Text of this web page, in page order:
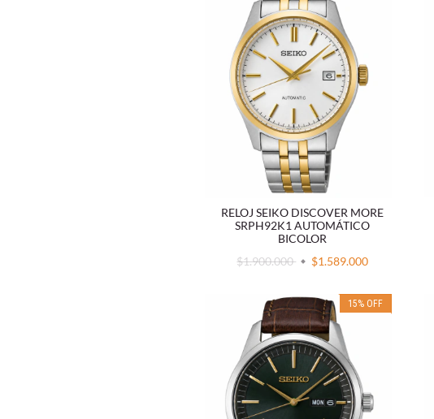
RELOJ SEIKO DISCOVER MORE
SRPH92K1 AUTOMÁTICO
BICOLOR
$1.900.000
$1.589.000
15% OFF